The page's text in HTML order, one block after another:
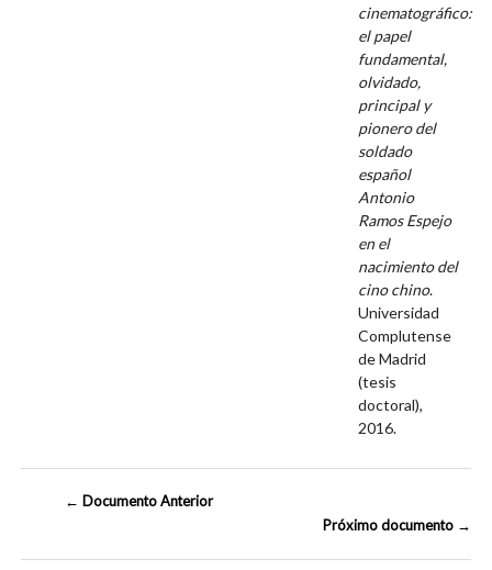
cinematográfico:
el papel
fundamental,
olvidado,
principal y
pionero del
soldado
español
Antonio
Ramos Espejo
en el
nacimiento del
cino chino.
Universidad
Complutense
de Madrid
(tesis
doctoral),
2016.
← Documento Anterior
Próximo documento →